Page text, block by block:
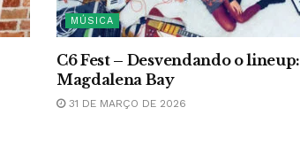
MÚSICA
C6 Fest – Desvendando o lineup:
Magdalena Bay
31 DE MARÇO DE 2026